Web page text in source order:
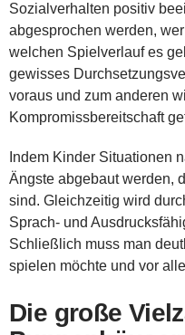
Sozialverhalten positiv
abgesprochen werden,
welchen Spielverlauf es
gewisses
voraus und zum anderen
Kompromissbereitschaft
Indem Kinder Situationen
Ängste abgebaut werden,
sind. Gleichzeitig wird
Sprach- und
Schließlich muss man
spielen möchte und vor
Die große